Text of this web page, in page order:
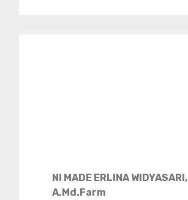
NI MADE ERLINA WIDYASARI,
A.Md.Farm